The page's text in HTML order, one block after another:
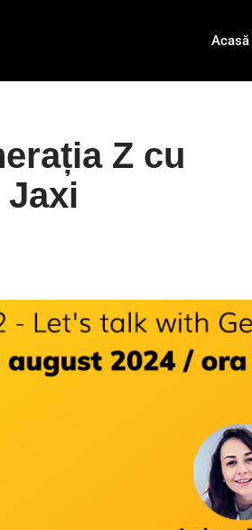
Acasă
Z cu
Jaxi